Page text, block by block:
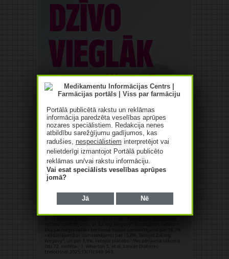
Portālā publicētā rakstu un reklāmas
informācija paredzēta veselības aprūpes
nozares speciālistiem. Redakcija nenes
atbildību sarežģījumu gadījumos, kas
radušies, nespeciālistiem interpretējot vai
nelietderīgi izmantojot Portālā publicēto
reklāmas un/vai rakstu informāciju.
Vai esat speciālists veselības aprūpes
jomā?
Jā Nē